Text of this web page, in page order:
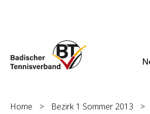
Home > Bezirk 1 Sommer 2013
>